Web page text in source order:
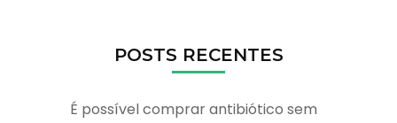
POSTS RECENTES
É possível comprar antibiótico sem